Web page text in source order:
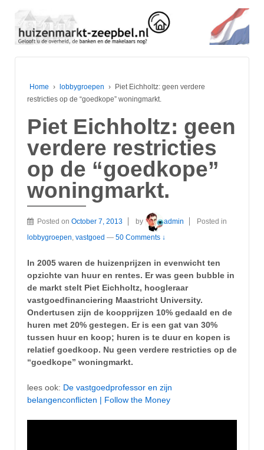
Home › lobbygroepen ›
Piet Eichholtz: geen verdere
restricties op de “goedkope” woningmarkt.
Piet Eichholtz: geen
verdere restricties
op de “goedkope”
woningmarkt.
Posted on October 7, 2013 by admin
Posted in
lobbygroepen vastgoed — 50 Comments ↓
In 2005 waren de huizenprijzen in evenwicht ten
opzichte van huur en rentes. Er was geen bubble in
de markt stelt Piet Eichholtz, hoogleraar
vastgoedfinanciering Maastricht University.
Ondertusen zijn de koopprijzen 10% gedaald en de
huren met 20% gestegen. Er is een gat van 30%
tussen huur en koop; huren is te duur en kopen is
relatief goedkoop. Nu geen verdere restricties op de
“goedkope” woningmarkt.
lees ook: De vastgoedprofessor en zijn
belangenconflicten | Follow the Money